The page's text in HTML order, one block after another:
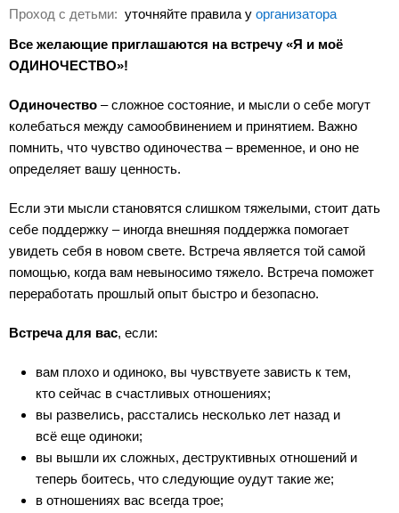
Проход с детьми: уточняйте правила у организатора
Все желающие приглашаются на встречу «Я и моё
ОДИНОЧЕСТВО»!
Одиночество – сложное состояние, и мысли о себе могут
колебаться между самообвинением и принятием. Важно
помнить, что чувство одиночества – временное, и оно не
определяет вашу ценность.
Если эти мысли становятся слишком тяжелыми, стоит дать
себе поддержку – иногда внешняя поддержка помогает
увидеть себя в новом свете. Встреча является той самой
помощью, когда вам невыносимо тяжело. Встреча поможет
переработать прошлый опыт быстро и безопасно.
Встреча для вас, если:
вам плохо и одиноко, вы чувствуете зависть к тем,
кто сейчас в счастливых отношениях;
вы развелись, расстались несколько лет назад и
всё еще одиноки;
вы вышли их сложных, деструктивных отношений и
теперь боитесь, что следующие оудут такие же;
в отношениях вас всегда трое;